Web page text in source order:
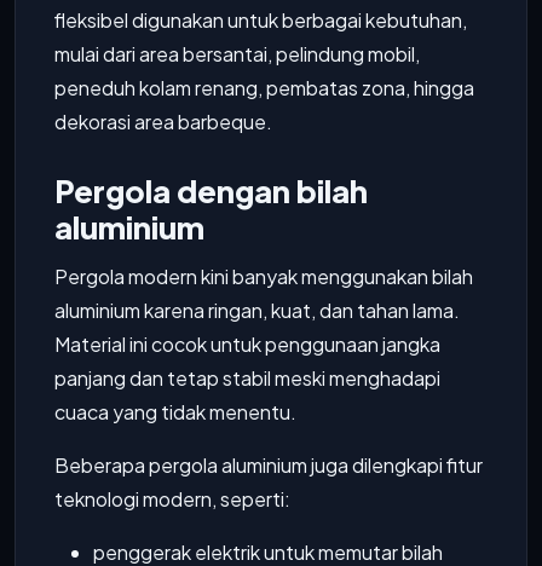
fleksibel digunakan untuk berbagai kebutuhan,
mulai dari area bersantai, pelindung mobil,
peneduh kolam renang, pembatas zona, hingga
dekorasi area barbeque.
Pergola dengan bilah
aluminium
Pergola modern kini banyak menggunakan bilah
aluminium karena ringan, kuat, dan tahan lama.
Material ini cocok untuk penggunaan jangka
panjang dan tetap stabil meski menghadapi
cuaca yang tidak menentu.
Beberapa pergola aluminium juga dilengkapi fitur
teknologi modern, seperti:
penggerak elektrik untuk memutar bilah